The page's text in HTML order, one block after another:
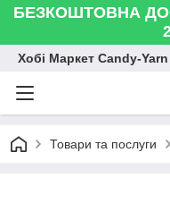
БЕЗКОШТОВНА
Хобі Маркет Candy-Yarn
Товари та послуги